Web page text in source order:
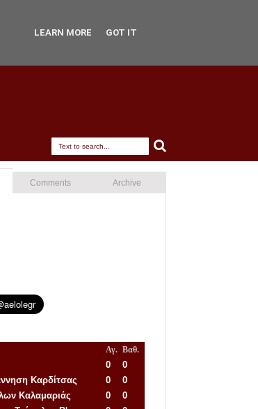
Comments Archive
Αγ. Βαθ.
0
0
Καρδίτσας 0
0
Καλαμαριάς 0
0
LEARN MORE GOT IT